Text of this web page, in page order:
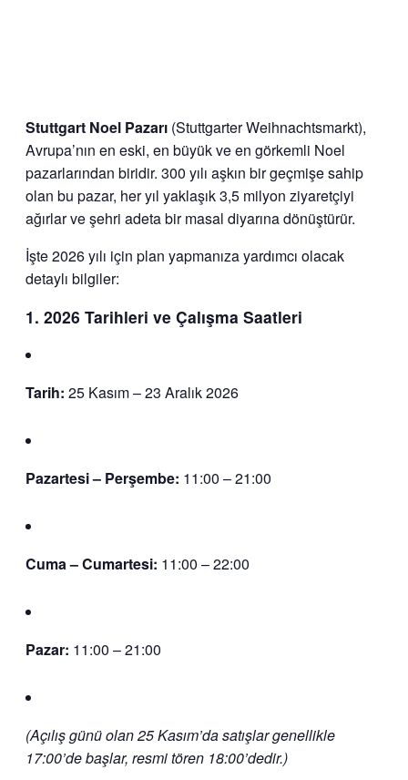
Stuttgart Noel Pazarı (Stuttgarter Weihnachtsmarkt),
Avrupa’nın en eski, en büyük ve en görkemli Noel
pazarlarından biridir. 300 yılı aşkın bir geçmişe sahip
olan bu pazar, her yıl yaklaşık 3,5 milyon ziyaretçiyi
ağırlar ve şehri adeta bir masal diyarına dönüştürür.
İşte 2026 yılı için plan yapmanıza yardımcı olacak
detaylı bilgiler:
1. 2026 Tarihleri ve Çalışma Saatleri
Tarih: 25 Kasım – 23 Aralık 2026
Pazartesi – Perşembe: 11:00 – 21:00
Cuma – Cumartesi: 11:00 – 22:00
Pazar: 11:00 – 21:00
(Açılış günü olan 25 Kasım’da satışlar genellikle
17:00’de başlar, resmi tören 18:00’dedir.)